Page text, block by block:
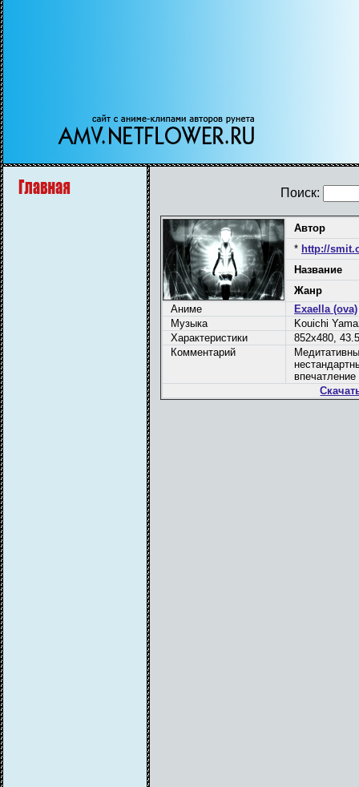
Поиск:
Автор
* http://
Название
Жанр
Аниме
Exaella (ova)
Музыка
Kouichi
Характеристики
852x480,
Комментарий